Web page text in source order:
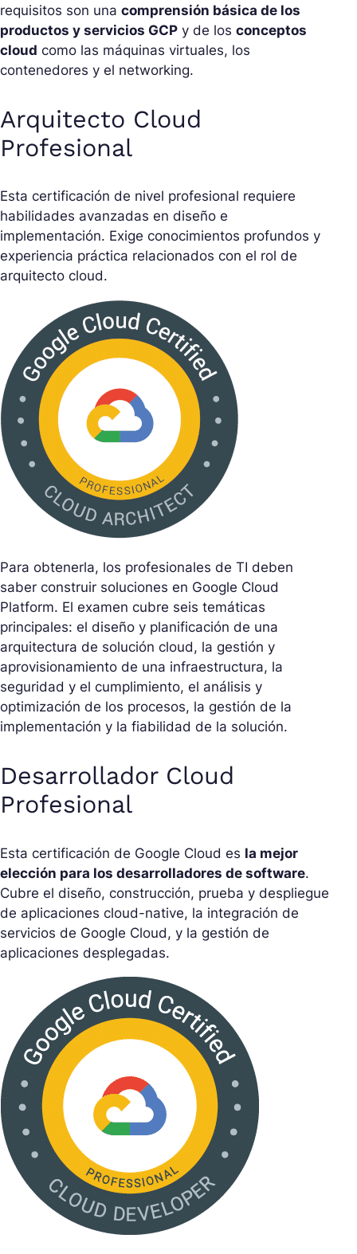
requisitos son una comprensión básica de los
productos y servicios GCP y de los conceptos
cloud como las máquinas virtuales, los
contenedores y el networking.
Arquitecto Cloud
Profesional
Esta certificación de nivel profesional requiere
habilidades avanzadas en diseño e
implementación. Exige conocimientos profundos y
experiencia práctica relacionados con el rol de
arquitecto cloud.
Para obtenerla, los profesionales de TI deben
saber construir soluciones en Google Cloud
Platform. El examen cubre seis temáticas
principales: el diseño y planificación de una
arquitectura de solución cloud, la gestión y
aprovisionamiento de una infraestructura, la
seguridad y el cumplimiento, el análisis y
optimización de los procesos, la gestión de la
implementación y la fiabilidad de la solución.
Desarrollador Cloud
Profesional
Esta certificación de Google Cloud es la mejor
elección para los desarrolladores de software.
Cubre el diseño, construcción, prueba y despliegue
de aplicaciones cloud-native, la integración de
servicios de Google Cloud, y la gestión de
aplicaciones desplegadas.